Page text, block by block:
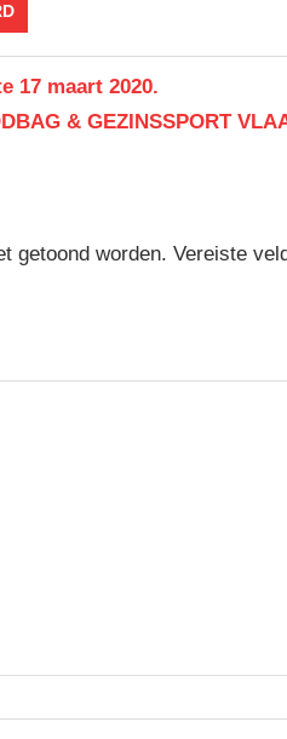
17 maart 2020.
& GEZINSSPORT
getoond worden. Vereiste